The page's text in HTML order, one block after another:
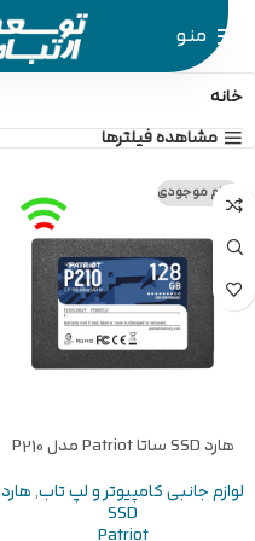
منو
خانه
مشاهده فیلترها
اتمام موجودی
هارد SSD ساتا Patriot مدل P210
لوازم جانبی کامپیوتر و لپ تاب,هارد
SSD